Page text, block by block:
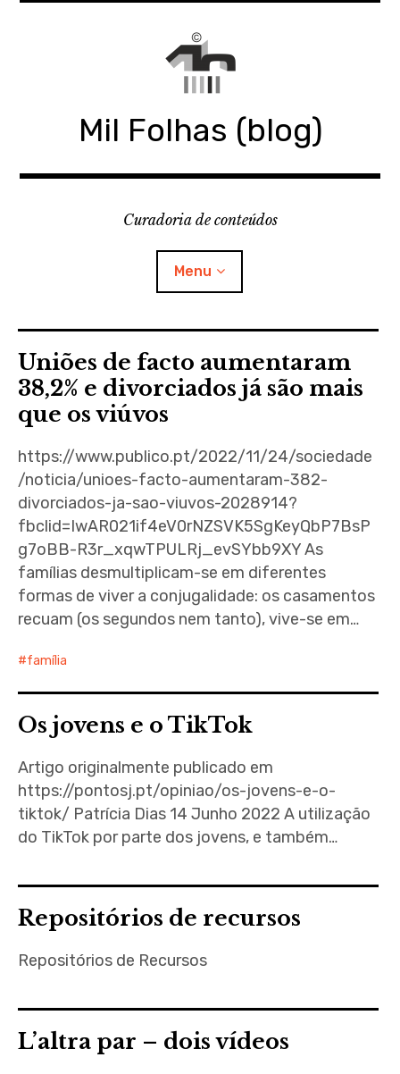
Mil Folhas (blog)
Curadoria de conteúdos
Menu
MIL FOLHAS
BLOG
Uniões de facto aumentaram
38,2% e divorciados já são mais
que os viúvos
https://www.publico.pt/2022/11/24/sociedade
/noticia/unioes-facto-aumentaram-382-
divorciados-ja-sao-viuvos-2028914?
fbclid=IwAR021if4eV0rNZSVK5SgKeyQbP7BsP
g7oBB-R3r_xqwTPULRj_evSYbb9XY As
famílias desmultiplicam-se em diferentes
formas de viver a conjugalidade: os casamentos
recuam (os segundos nem tanto), vive-se em…
família
Os jovens e o TikTok
Artigo originalmente publicado em
https://pontosj.pt/opiniao/os-jovens-e-o-
tiktok/ Patrícia Dias 14 Junho 2022 A utilização
do TikTok por parte dos jovens, e também…
Repositórios de recursos
Repositórios de Recursos
L’altra par – dois vídeos